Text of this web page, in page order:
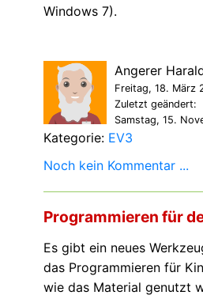
Windows 7).
Angerer
Freitag, 18. März
Zuletzt geändert:
Samstag, 15.
Kategorie: EV3
Noch kein Kommentar ...
Programmieren für
Es gibt ein neues
das Programmieren für
wie das Material genutzt